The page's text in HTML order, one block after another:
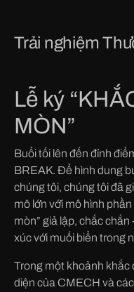
Trải nghiệm
Lễ ký
MÒN”
Buổi tối lên đến đỉnh
BREAK. Để hình dung
chúng tôi, chúng tôi đã
mô lớn với mô hình
mòn” giả lập, chắc
xúc với muối biển trong
Trong một khoảnh khắc
diện của CMECH và